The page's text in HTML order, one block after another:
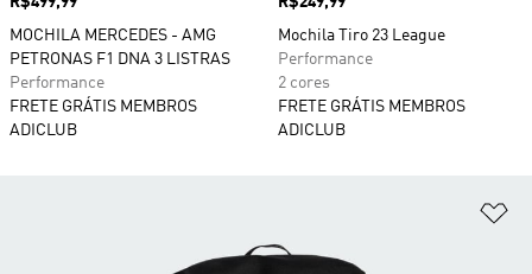
MOCHILA MERCEDES - AMG
PETRONAS F1 DNA 3 LISTRAS
Performance
FRETE GRÁTIS MEMBROS
ADICLUB
Mochila Tiro 23 League
Performance
2 cores
FRETE GRÁTIS MEMBROS
ADICLUB